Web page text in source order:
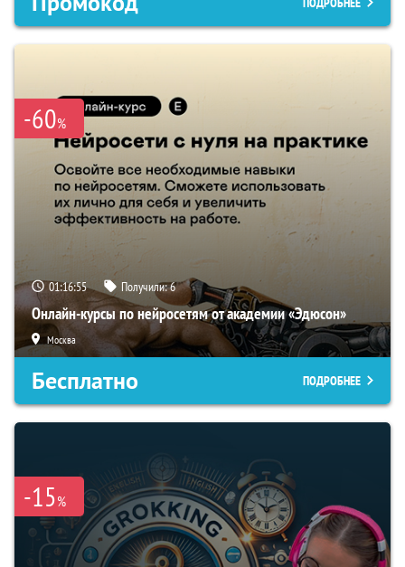
-60%
01:16:54 Получили:6
Онлайн-курсы по нейросетям от академии «Эдюсон»
Москва
Бесплатно ПОДРОБНЕЕ
-15%